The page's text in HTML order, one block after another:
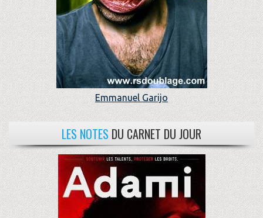
Emmanuel Garijo
LES NOTES DU CARNET DU JOUR